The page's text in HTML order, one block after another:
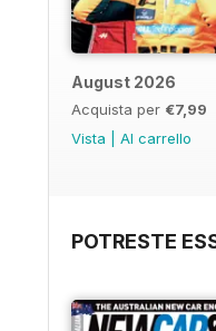
August 2026
Acquista per €7,99
Vista
Al carrello
POTRESTE